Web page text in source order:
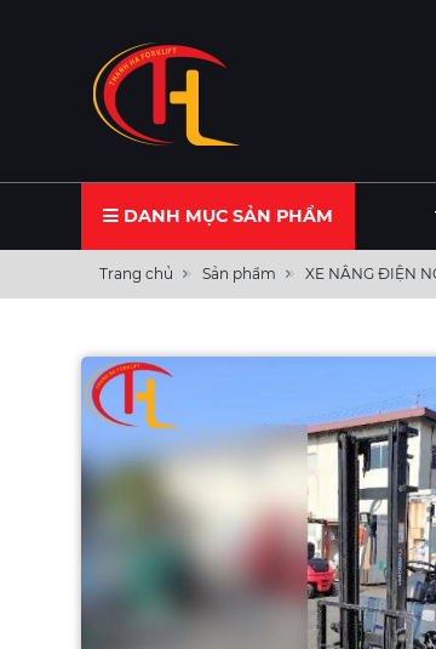
DANH MỤC SẢN PHẨM
Trang chủ Sản phẩm XE NÂNG ĐIỆN